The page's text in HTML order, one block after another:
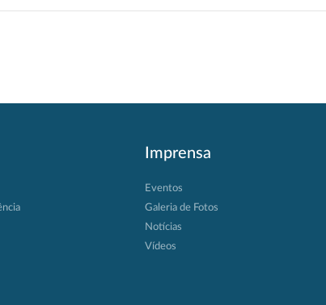
Imprensa
Eventos
Galeria de Fotos
Notícias
Vídeos